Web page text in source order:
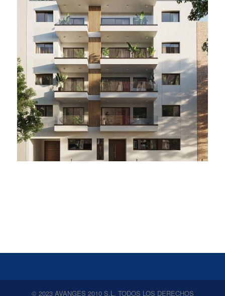
© 2023 AVANGES 2010 S,L. TODOS LOS DERECHOS